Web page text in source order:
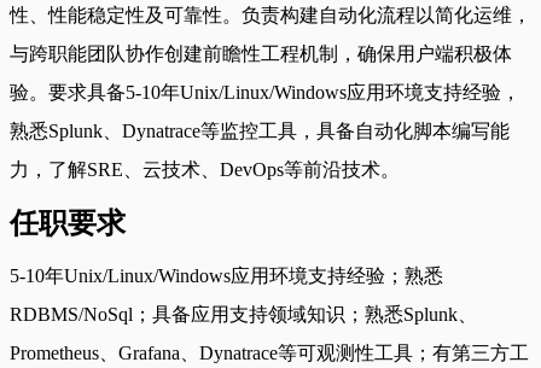
性、性能稳定性及可靠性。负责构建自动化流程以简化运维，
与跨职能团队协作创建前瞻性工程机制，确保用户端积极体
验。要求具备5-10年Unix/Linux/Windows应用环境支持经验，
熟悉Splunk、Dynatrace等监控工具，具备自动化脚本编写能
力，了解SRE、云技术、DevOps等前沿技术。
任职要求
5-10年Unix/Linux/Windows应用环境支持经验；熟悉
RDBMS/NoSql；具备应用支持领域知识；熟悉Splunk、
Prometheus、Grafana、Dynatrace等可观测性工具；有第三方工